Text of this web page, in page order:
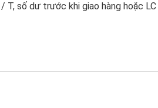
T, số dư trước khi giao hàng hoặc